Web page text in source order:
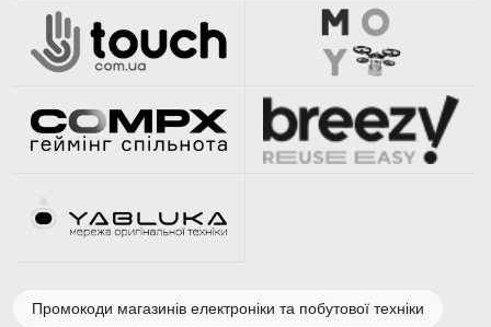
Промокоди магазинів електроніки та побутової техніки